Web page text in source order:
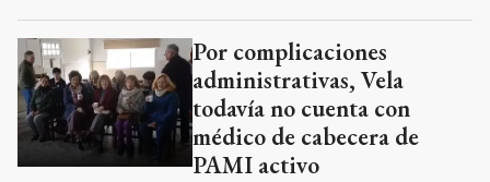
Por complicaciones
administrativas, Vela
todavía no cuenta con
médico de cabecera de
PAMI activo